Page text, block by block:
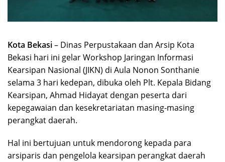
Kota Bekasi– Dinas Perpustakaan dan Arsip Kota
Bekasi hari ini gelar Workshop Jaringan Informasi
Kearsipan Nasional (JIKN) di Aula Nonon Sonthanie
selama 3 hari kedepan, dibuka oleh Plt. Kepala Bidang
Kearsipan, Ahmad Hidayat dengan peserta dari
kepegawaian dan kesekretariatan masing-masing
perangkat daerah.
Hal ini bertujuan untuk mendorong kepada para
arsiparis dan pengelola kearsipan perangkat daerah